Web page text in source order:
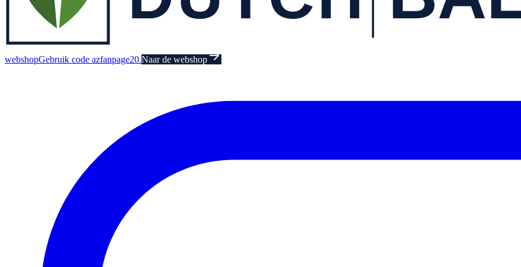
webshopGebruik code azfanpage20.Naar de webshop